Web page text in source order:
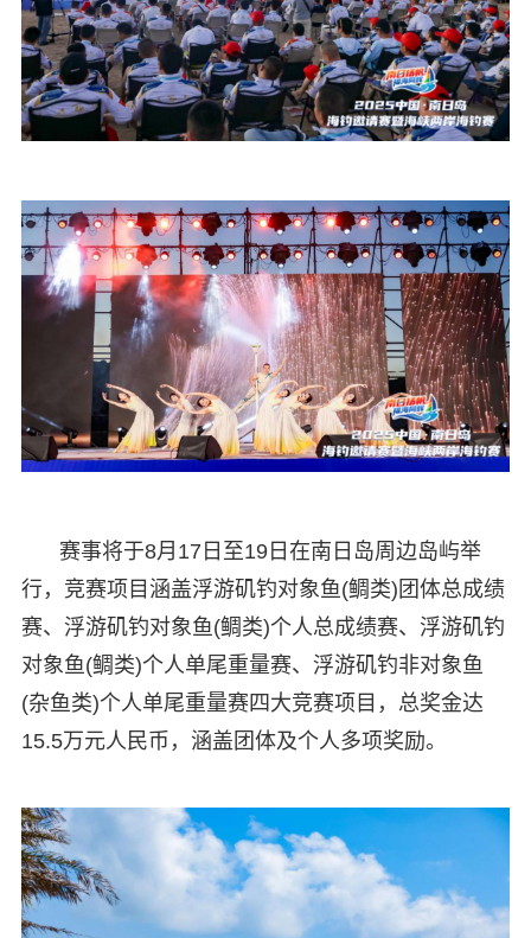
赛事将于8月17日至19日在南日岛周边岛屿举
行，竞赛项目涵盖浮游矶钓对象鱼(鲷类)团体总成绩
赛、浮游矶钓对象鱼(鲷类)个人总成绩赛、浮游矶钓
对象鱼(鲷类)个人单尾重量赛、浮游矶钓非对象鱼
(杂鱼类)个人单尾重量赛四大竞赛项目，总奖金达
15.5万元人民币，涵盖团体及个人多项奖励。